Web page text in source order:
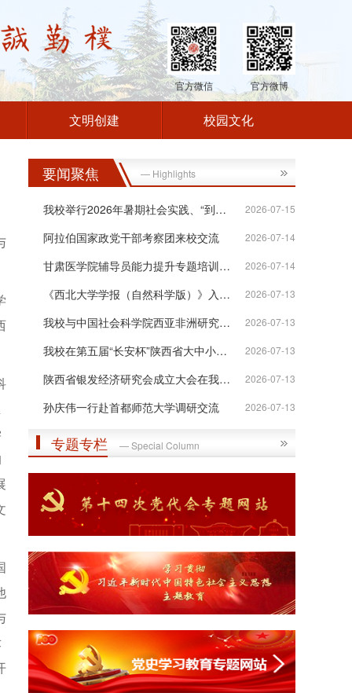
官方微信 官方微博
文明创建 校园文化
要闻聚焦 — Highlights
2026-07-15
我校举行2026年暑期社会实践、“到延安...
2026-07-14
阿拉伯国家政党干部考察团来校交流
2026-07-14
甘肃医学院辅导员能力提升专题培训班在...
2026-07-13
《西北大学学报（自然科学版）》入选“...
2026-07-13
我校与中国社会科学院西亚非洲研究所签...
2026-07-13
我校在第五届“长安杯”陕西省大中小学...
2026-07-13
陕西省银发经济研究会成立大会在我校举行
2026-07-13
孙庆伟一行赴首都师范大学调研交流
专题专栏 — Special Column